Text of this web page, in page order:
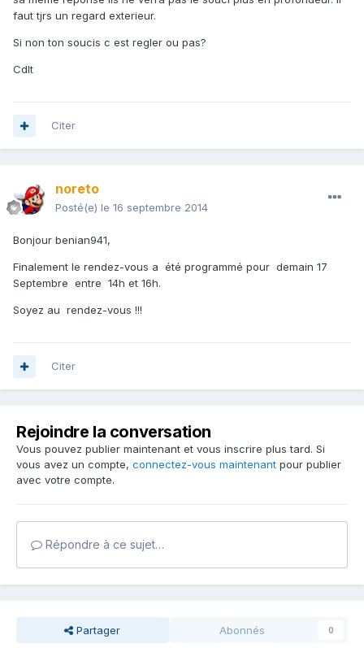
faut tjrs un regard exterieur.
Si non ton soucis c est regler ou pas?
Cdlt
Citer
noreto
Posté(e) le 16 septembre 2014
Bonjour benian941,
Finalement le rendez-vous a été programmé pour demain 17
Septembre entre 14h et 16h.
Soyez au rendez-vous !!!
Citer
Rejoindre la conversation
Vous pouvez publier maintenant et vous inscrire plus tard. Si
vous avez un compte, connectez-vous maintenant pour publier
avec votre compte.
Répondre à ce sujet…
Partager Abonnés 0